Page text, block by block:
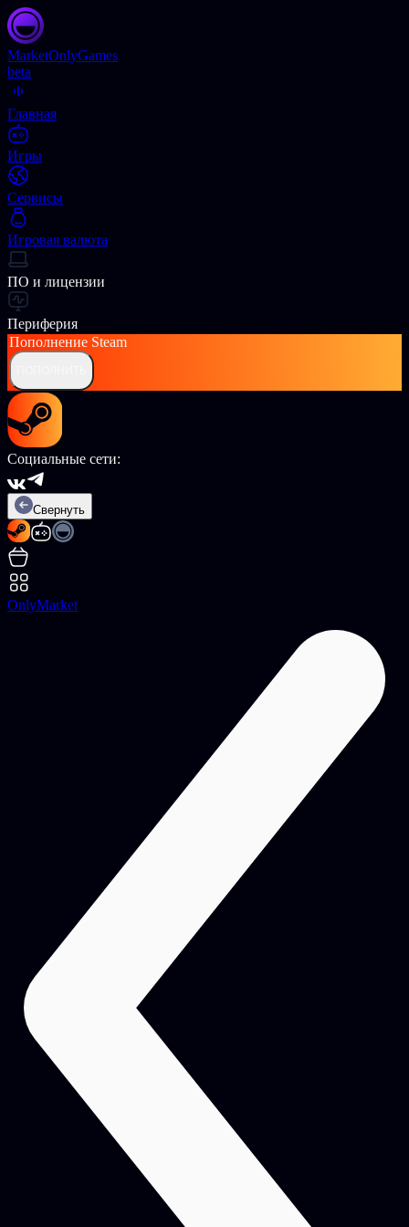
MarketOnlyGames
beta
Главная
Игры
Сервисы
Игровая валюта
ПО и лицензии
Периферия
Пополнение Steam
Социальные сети:
Свернуть
OnlyMarket